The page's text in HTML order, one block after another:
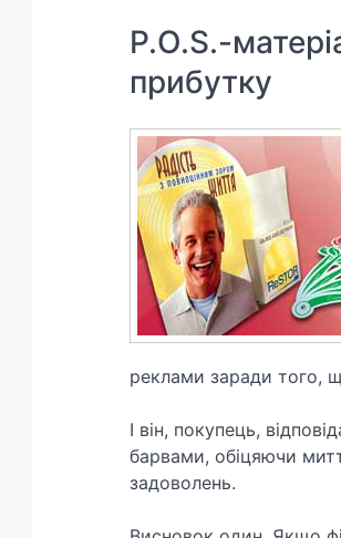
P.O.S.-
прибутку
реклами заради того,
І він, покупець,
барвами, обіцяючи
задоволень.